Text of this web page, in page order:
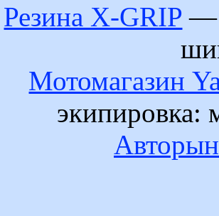
Резина X-GRIP —
Мотомагазин
экипировка: